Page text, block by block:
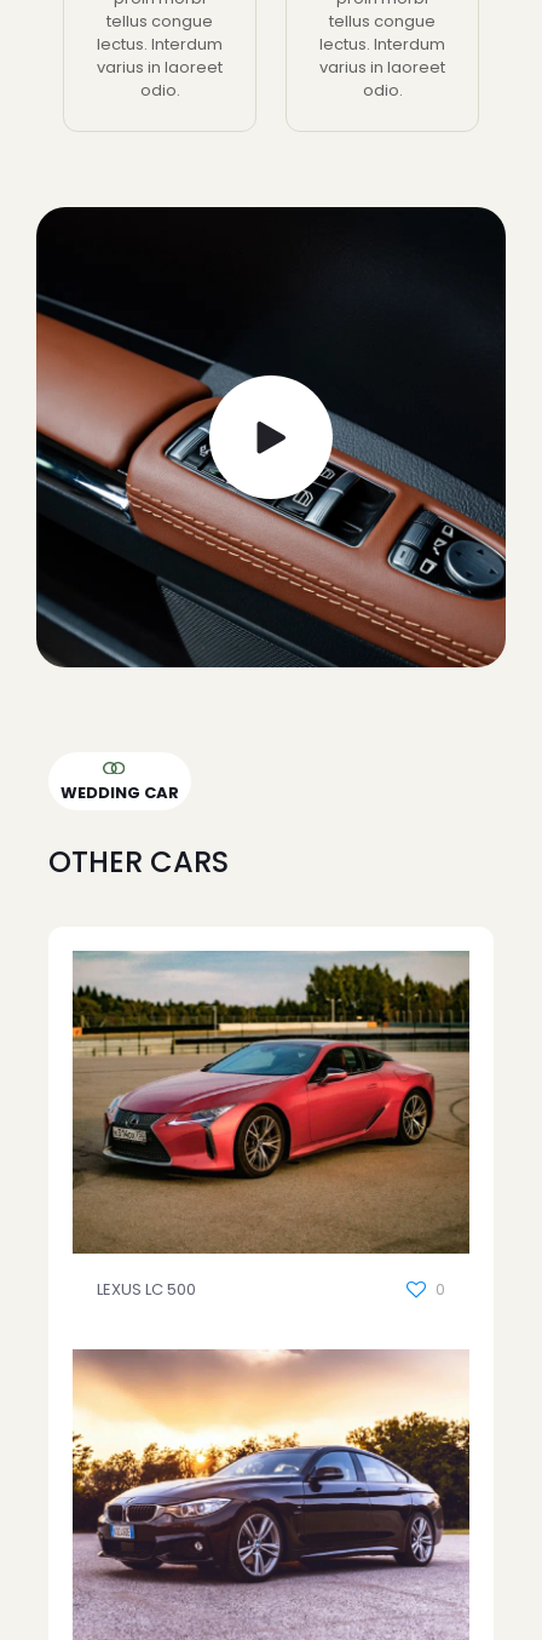
tellus congue
lectus. Interdum
varius in laoreet
odio.
tellus congue
lectus. Interdum
varius in laoreet
odio.
WEDDING CAR
OTHER CARS
LEXUS LC 500 0